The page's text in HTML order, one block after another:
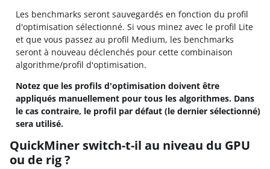
Les benchmarks seront sauvegardés en fonction du profil
d'optimisation sélectionné. Si vous minez avec le profil Lite
et que vous passez au profil Medium, les benchmarks
seront à nouveau déclenchés pour cette combinaison
algorithme/profil d'optimisation.
Notez que les profils d'optimisation doivent être
appliqués manuellement pour tous les algorithmes. Dans
le cas contraire, le profil par défaut (le dernier sélectionné)
sera utilisé.
QuickMiner switch-t-il au niveau du GPU
ou de rig ?